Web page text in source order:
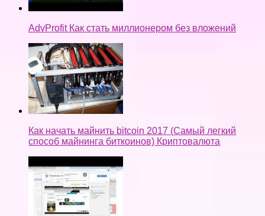
AdvProfit Как стать миллионером без вложений
Как начать майнить bitcoin 2017 (Самый легкий
способ майнинга биткоинов) Криптовалюта